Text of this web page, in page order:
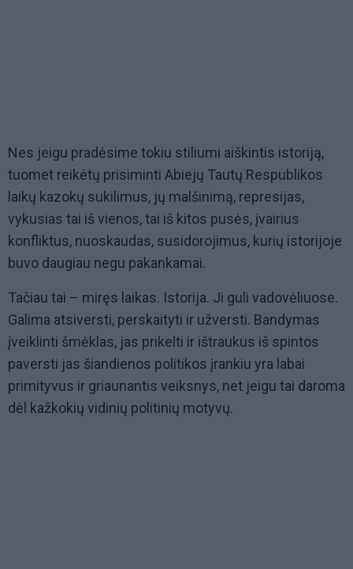
Nes jeigu pradėsime tokiu stiliumi aiškintis istoriją,
tuomet reikėtų prisiminti Abiejų Tautų Respublikos
laikų kazokų sukilimus, jų malšinimą, represijas,
vykusias tai iš vienos, tai iš kitos pusės, įvairius
konfliktus, nuoskaudas, susidorojimus, kurių istorijoje
buvo daugiau negu pakankamai.
Tačiau tai – miręs laikas. Istorija. Ji guli vadovėliuose.
Galima atsiversti, perskaityti ir užversti. Bandymas
įveiklinti šmėklas, jas prikelti ir ištraukus iš spintos
paversti jas šiandienos politikos įrankiu yra labai
primityvus ir griaunantis veiksnys, net jeigu tai daroma
dėl kažkokių vidinių politinių motyvų.